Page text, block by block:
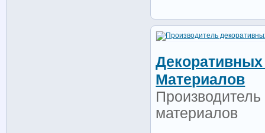
Материалов
Производитель
материалов